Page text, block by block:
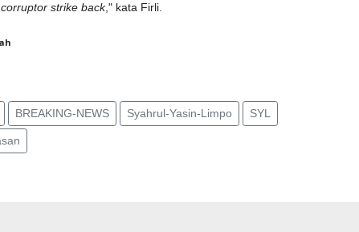
corruptor strike back," kata Firli.
BREAKING-NEWS Syahrul-Yasin-Limpo SYL